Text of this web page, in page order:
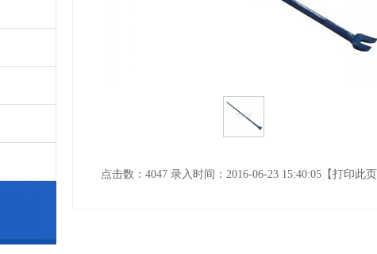
点击数：4047 录入时间：2016-06-23 15:40:05【打印此页